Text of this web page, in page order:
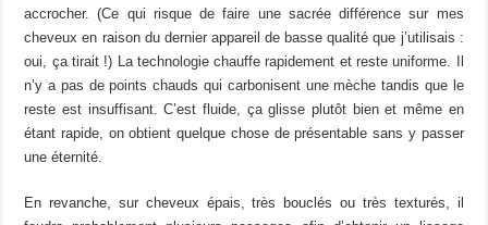
accrocher. (Ce qui risque de faire une sacrée différence sur mes
cheveux en raison du dernier appareil de basse qualité que j’utilisais :
oui, ça tirait !) La technologie chauffe rapidement et reste uniforme. Il
n’y a pas de points chauds qui carbonisent une mèche tandis que le
reste est insuffisant. C’est fluide, ça glisse plutôt bien et même en
étant rapide, on obtient quelque chose de présentable sans y passer
une éternité.
En revanche, sur cheveux épais, très bouclés ou très texturés, il